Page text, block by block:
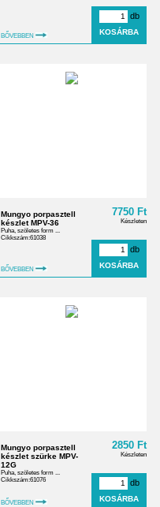
BŐVEBBEN
db
Mungyo porpasztell
készlet MPV-36
Puha, szöletes form ...
Cikkszám:61038
BŐVEBBEN
7750 Ft
Készleten
db
Mungyo porpasztell
készlet szürke MPV-
12G
Puha, szöletes form ...
Cikkszám:61076
BŐVEBBEN
2850 Ft
Készleten
db